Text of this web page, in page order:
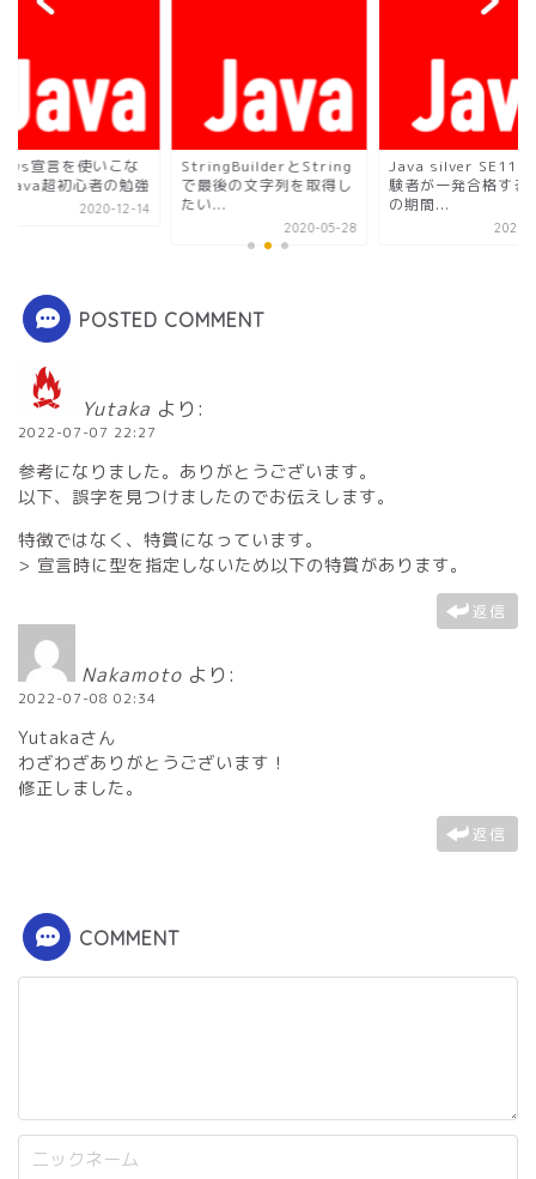
宣言を使いこな
Java超初心者の勉強
2020-12-14
StringBuilderとString
で最後の文字列を取得し
たい...
2020-05-28
Java silver SE11
験者が一発合格する
の期間...
2021-
POSTED COMMENT
Yutaka より:
2022-07-07 22:27
参考になりました。ありがとうございます。
以下、誤字を見つけましたのでお伝えします。
特徴ではなく、特賞になっています。
> 宣言時に型を指定しないため以下の特賞があります。
返信
Nakamoto より:
2022-07-08 02:34
Yutakaさん
わざわざありがとうございます！
修正しました。
返信
COMMENT